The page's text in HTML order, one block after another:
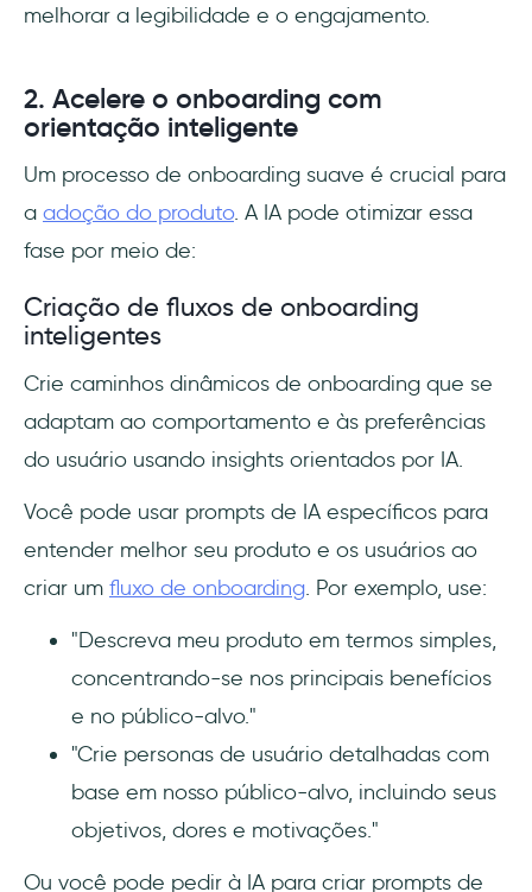
melhorar a legibilidade e o engajamento.
2. Acelere o onboarding com
orientação inteligente
Um processo de onboarding suave é crucial para
a adoção do produto. A IA pode otimizar essa
fase por meio de:
Criação de fluxos de onboarding
inteligentes
Crie caminhos dinâmicos de onboarding que se
adaptam ao comportamento e às preferências
do usuário usando insights orientados por IA.
Você pode usar prompts de IA específicos para
entender melhor seu produto e os usuários ao
criar um fluxo de onboarding. Por exemplo, use:
"Descreva meu produto em termos simples,
concentrando-se nos principais benefícios
e no público-alvo."
"Crie personas de usuário detalhadas com
base em nosso público-alvo, incluindo seus
objetivos, dores e motivações."
Ou você pode pedir à IA para criar prompts de